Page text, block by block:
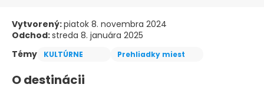
Vytvorený:piatok 8. novembra 2024
Odchod:streda 8. januára 2025
Témy
KULTÚRNE Prehliadky miest
O destinácii